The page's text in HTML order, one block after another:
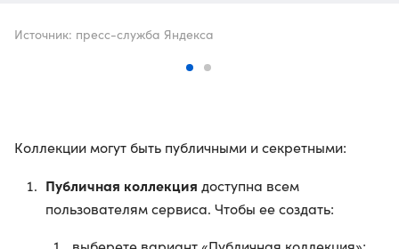
Источник: пресс-служба Яндекса
Коллекции могут быть публичными и секретными:
Публичная коллекция доступна всем
пользователям сервиса. Чтобы ее создать: